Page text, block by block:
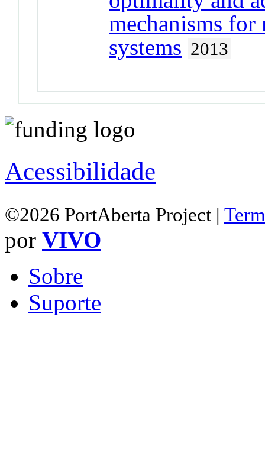
mechanisms
systems 2013
Acessibilidade
©2026 PortAberta Project |
por VIVO
Sobre
Suporte